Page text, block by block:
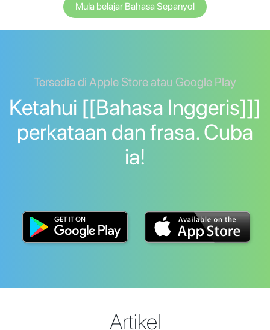
Mula belajar Bahasa Sepanyol
Tersedia di Apple Store atau Google Play
Ketahui [[Bahasa Inggeris]]]
perkataan dan frasa. Cuba
ia!
Artikel